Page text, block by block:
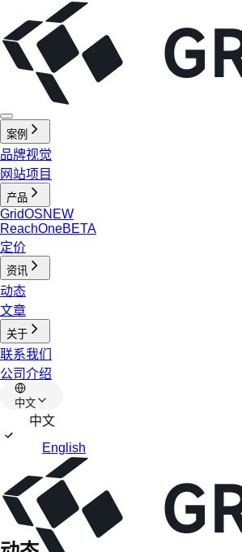
案例
品牌视觉
网站项目
产品
GridOSNEW
ReachOneBETA
定价
资讯
动态
文章
关于
联系我们
公司介绍
中文
中文
English